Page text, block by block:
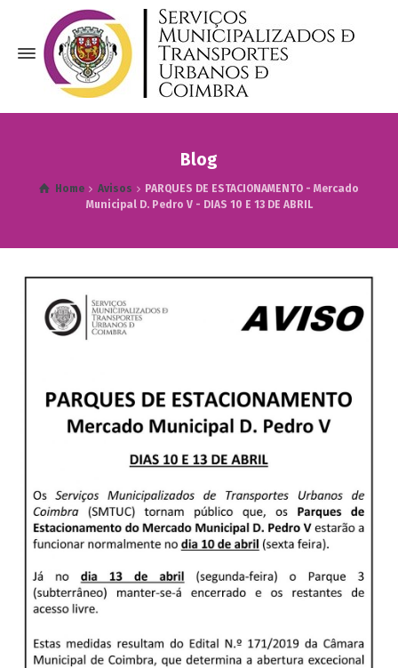
Blog
Home Avisos
PARQUES DE ESTACIONAMENTO - Mercado
Municipal D. Pedro V - DIAS 10 E 13 DE ABRIL